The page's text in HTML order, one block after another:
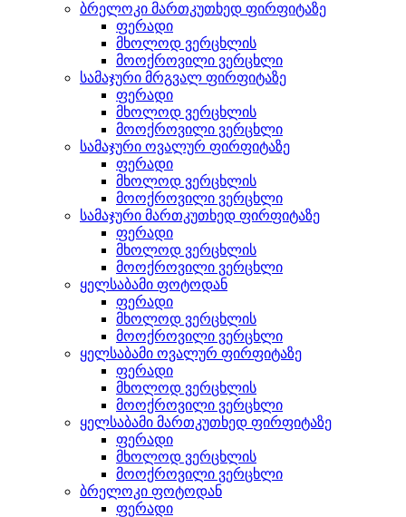
ბრელოკი მართკუთხედ ფირფიტაზე
ფერადი
მხოლოდ ვერცხლის
მოოქროვილი ვერცხლი
სამაჯური მრგვალ ფირფიტაზე
ფერადი
მხოლოდ ვერცხლის
მოოქროვილი ვერცხლი
სამაჯური ოვალურ ფირფიტაზე
ფერადი
მხოლოდ ვერცხლის
მოოქროვილი ვერცხლი
სამაჯური მართკუთხედ ფირფიტაზე
ფერადი
მხოლოდ ვერცხლის
მოოქროვილი ვერცხლი
ყელსაბამი ფოტოდან
ფერადი
მხოლოდ ვერცხლის
მოოქროვილი ვერცხლი
ყელსაბამი ოვალურ ფირფიტაზე
ფერადი
მხოლოდ ვერცხლის
მოოქროვილი ვერცხლი
ყელსაბამი მართკუთხედ ფირფიტაზე
ფერადი
მხოლოდ ვერცხლის
მოოქროვილი ვერცხლი
ბრელოკი ფოტოდან
ფერადი